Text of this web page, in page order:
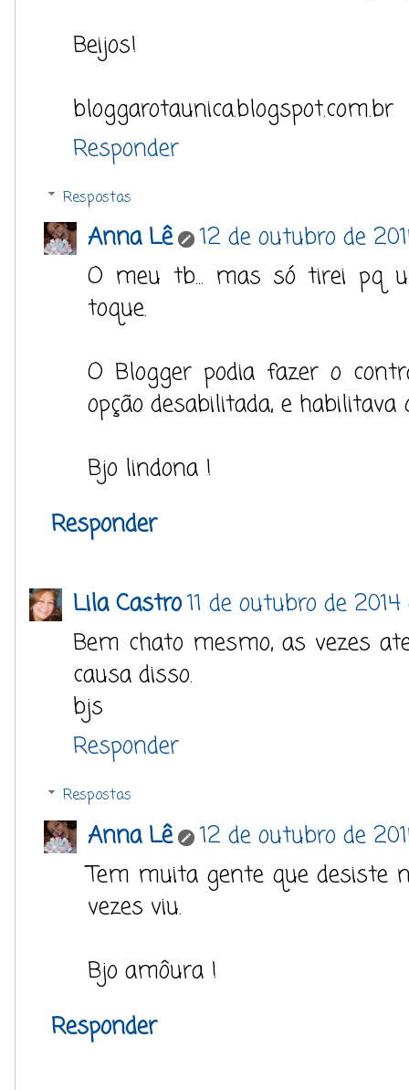
Beijos!
bloggarotaunica.blogspot.com.br
Responder
Respostas
Anna Lê
12 de outubro de
O meu tb... mas só tirei pq
toque.
O Blogger podia fazer o
opção desabilitada, e habilitava
Bjo lindona !
Responder
Lila Castro11 de outubro de
Bem chato mesmo, as vezes
causa disso.
bjs
Responder
Respostas
Anna Lê
12 de outubro de
Tem muita gente que desiste
vezes viu.
Bjo amôura !
Responder